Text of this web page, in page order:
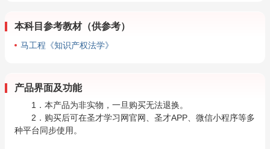
本科目参考教材（供参考）
马工程《知识产权法学》
产品界面及功能
1．本产品为非实物，一旦购买无法退换。
2．购买后可在圣才学习网官网、圣才APP、微信小程序等多
种平台同步使用。